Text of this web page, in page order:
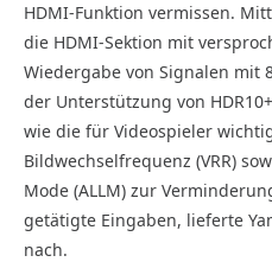
HDMI-Funktion vermissen.
die HDMI-Sektion mit
Wiedergabe von Signalen mit
der Unterstützung von
wie die für Videospieler
Bildwechselfrequenz (VRR)
Mode (ALLM) zur
getätigte Eingaben, lieferte
nach.